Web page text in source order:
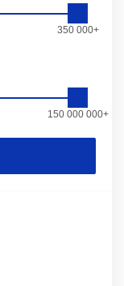
350 000+
150 000 000+